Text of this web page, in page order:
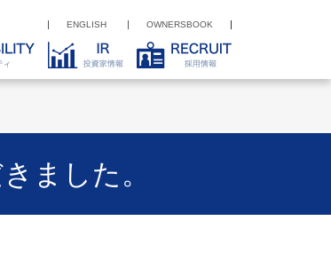
ENGLISH OWNERSBOOK
ました。